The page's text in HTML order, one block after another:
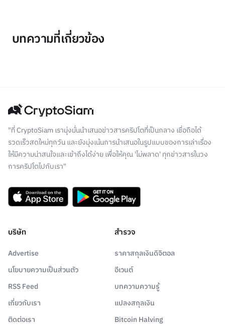
บทความที่เกี่ยวข้อง
"ที่ CryptoSiam เรามุ่งมั่นนำเสนอข่าวสารคริปโตที่เป็นกลาง เชื่อถือได้
รวดเร็วสดใหม่ทุกวัน และยังมุ่งเน้นการนำเสนอในรูปแบบของการเล่าเรื่อง
ให้มีความน่าสนใจและเข้าถึงได้ง่าย เพื่อให้คุณ 'ไม่พลาด' ทุกข่าวสารในวง
การคริปโตไปกับเรา"
บริษัท
Advertise
นโยบายความเป็นส่วนตัว
RSS Feed
เกี่ยวกับเรา
ติดต่อเรา
สำรวจ
ราคาสกุลเงินดิจิตอล
อีเวนต์
บทความความรู้
แปลงสกุลเงิน
Bitcoin Halving